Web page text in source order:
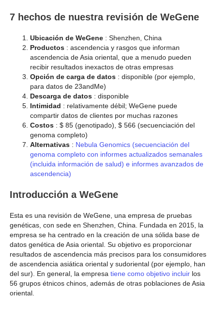
7 hechos de nuestra revisión de WeGene
Ubicación de WeGene : Shenzhen, China
Productos : ascendencia y rasgos que informan
ascendencia de Asia oriental, que a menudo pueden
recibir resultados inexactos de otras empresas
Opción de carga de datos : disponible (por ejemplo,
para datos de 23andMe)
Descarga de datos : disponible
Intimidad : relativamente débil; WeGene puede
compartir datos de clientes por muchas razones
Costos : $ 85 (genotipado), $ 566 (secuenciación del
genoma completo)
Alternativas : Nebula Genomics (secuenciación del
genoma completo con informes actualizados semanales
(incluida información de salud) e informes avanzados de
ascendencia)
Introducción a WeGene
Esta es una revisión de WeGene, una empresa de pruebas
genéticas, con sede en Shenzhen, China. Fundada en 2015, la
empresa se ha centrado en la creación de una sólida base de
datos genética de Asia oriental. Su objetivo es proporcionar
resultados de ascendencia más precisos para los consumidores
de ascendencia asiática oriental y sudoriental (por ejemplo, han
del sur). En general, la empresa tiene como objetivo incluir los
56 grupos étnicos chinos, además de otras poblaciones de Asia
oriental.